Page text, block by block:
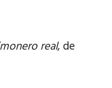
real, de